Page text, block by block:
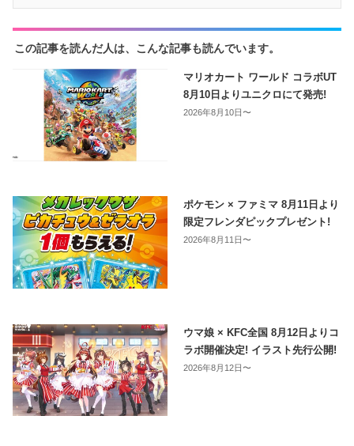
この記事を読んだ人は、こんな記事も読んでいます。
マリオカート ワールド コラボUT
8月10日よりユニクロにて発売!
2026年8月10日〜
ポケモン × ファミマ 8月11日より
限定フレンダピックプレゼント!
2026年8月11日〜
ウマ娘 × KFC全国 8月12日よりコ
ラボ開催決定! イラスト先行公開!
2026年8月12日〜